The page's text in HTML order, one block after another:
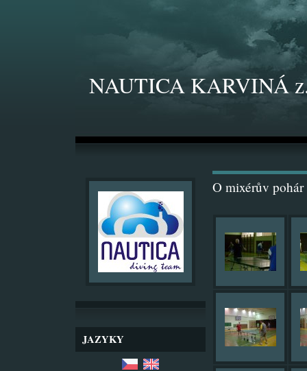
NAUTICA KARVINÁ
JAZYKY
O mixérův pohár